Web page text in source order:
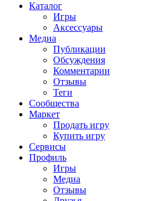
Каталог
Игры
Аксессуары
Медиа
Публикации
Обсуждения
Комментарии
Отзывы
Теги
Сообщества
Маркет
Продать игру
Купить игру
Сервисы
Профиль
Игры
Медиа
Отзывы